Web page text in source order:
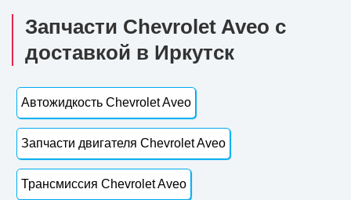
Запчасти Chevrolet Aveo с
доставкой в Иркутск
Автожидкость Chevrolet Aveo
Запчасти двигателя Chevrolet Aveo
Трансмиссия Chevrolet Aveo